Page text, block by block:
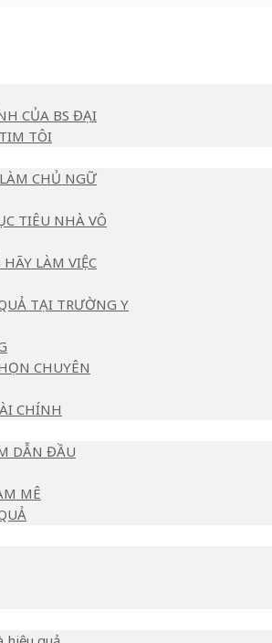
CỦA BS ĐẠI
TÔI
CHỦ NGỮ
TIÊU NHÀ VÔ
LÀM VIỆC
TẠI TRƯỜNG Y
CHUYÊN
CHÍNH
DẪN ĐẦU
MÊ